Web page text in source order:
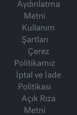
Aydınlatma
Metni
Kullanım
Şartları
Çerez
Politikamız
İptal ve İade
Politikası
Açık Rıza
Metni